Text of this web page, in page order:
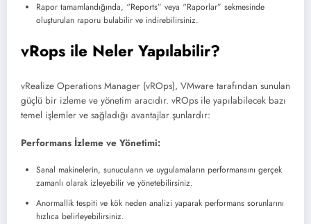
Rapor tamamlandığında, “Reports” veya “Raporlar” sekmesinde
oluşturulan raporu bulabilir ve indirebilirsiniz.
vRops ile Neler Yapılabilir?
vRealize Operations Manager (vROps), VMware tarafından sunulan
güçlü bir izleme ve yönetim aracıdır. vROps ile yapılabilecek bazı
temel işlemler ve sağladığı avantajlar şunlardır:
Performans İzleme ve Yönetimi:
Sanal makinelerin, sunucuların ve uygulamaların performansını gerçek
zamanlı olarak izleyebilir ve yönetebilirsiniz.
Anormallik tespiti ve kök neden analizi yaparak performans sorunlarını
hızlıca belirleyebilirsiniz.